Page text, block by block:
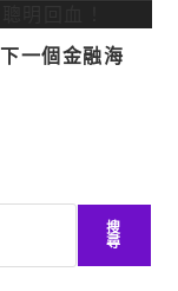
一個金融海
搜
尋